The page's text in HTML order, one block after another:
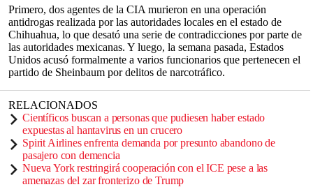
Primero, dos agentes de la CIA murieron en una operación
antidrogas realizada por las autoridades locales en el estado de
Chihuahua, lo que desató una serie de contradicciones por parte de
las autoridades mexicanas. Y luego, la semana pasada, Estados
Unidos acusó formalmente a varios funcionarios que pertenecen el
partido de Sheinbaum por delitos de narcotráfico.
RELACIONADOS
Científicos buscan a personas que pudiesen haber estado
expuestas al hantavirus en un crucero
Spirit Airlines enfrenta demanda por presunto abandono de
pasajero con demencia
Nueva York restringirá cooperación con el ICE pese a las
amenazas del zar fronterizo de Trump